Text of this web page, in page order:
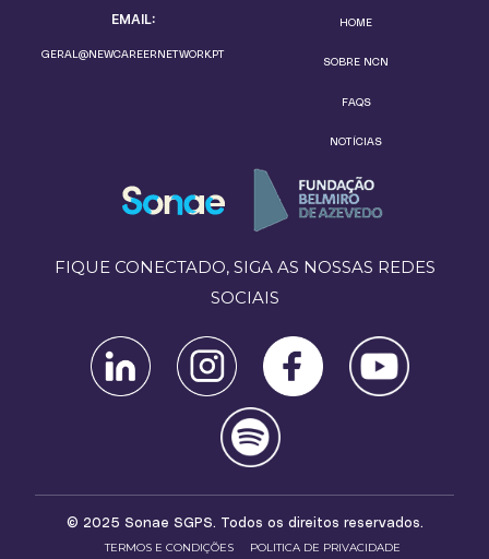
EMAIL:
GERAL@NEWCAREERNETWORK.PT
HOME
SOBRE NCN
FAQS
NOTÍCIAS
FIQUE CONECTADO, SIGA AS NOSSAS REDES
SOCIAIS
© 2025 Sonae SGPS. Todos os direitos reservados.
TERMOS E CONDIÇÕES
POLITICA DE PRIVACIDADE